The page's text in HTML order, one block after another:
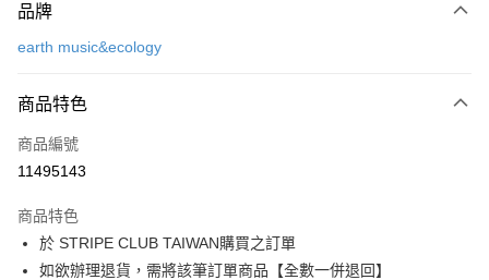
信用卡一次付款
3 期 0 利率 每期
合作金庫商業銀行
上海商業儲蓄銀行
臺灣中小企業銀行
匯豐（台灣）商業銀行
華泰商業銀行
聯邦商業銀行
遠東國際商業銀行
超商取貨付款
LINE Pay
Apple Pay
街口支付
品牌
earth music&ecology
商品特色
商品編號
11495143
商品特色
於 STRIPE CLUB TAIWAN購買之訂單
如欲辦理退貨，需將該筆訂單商品【全數一併退回】